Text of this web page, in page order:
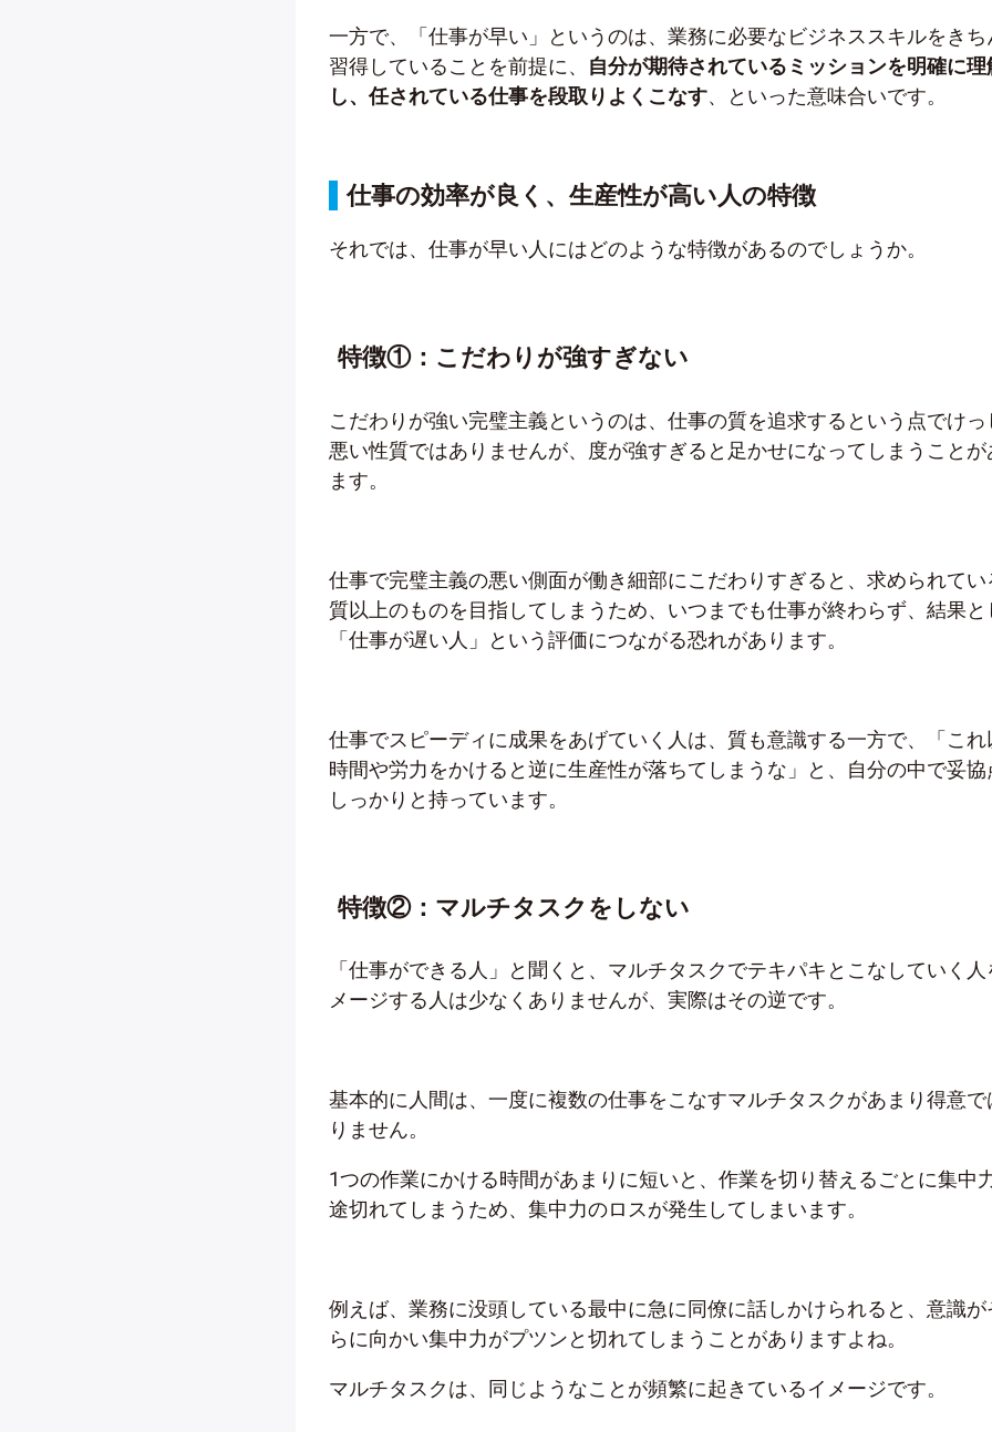
一方で、「仕事が早い」というのは、業務に必要なビジネススキルをきち
習得していることを前提に、 自分が期待されているミッションを明確に理
し、任されている仕事を段取りよくこなす、といった意味合いです。
仕事の効率が良く、生産性が高い人の特徴
それでは、仕事が早い人にはどのような特徴があるのでしょうか。
特徴①：こだわりが強すぎない
こだわりが強い完璧主義というのは、仕事の質を追求するという点でけっ
悪い性質ではありませんが、度が強すぎると足かせになってしまうことが
ます。
仕事で完璧主義の悪い側面が働き細部にこだわりすぎると、求められてい
質以上のものを目指してしまうため、いつまでも仕事が終わらず、結果と
「仕事が遅い人」という評価につながる恐れがあります。
仕事でスピーディに成果をあげていく人は、質も意識する一方で、「これ
時間や労力をかけると逆に生産性が落ちてしまうな」と、自分の中で妥協
しっかりと持っています。
特徴②：マルチタスクをしない
「仕事ができる人」と聞くと、マルチタスクでテキパキとこなしていく人
メージする人は少なくありませんが、実際はその逆です。
基本的に人間は、一度に複数の仕事をこなすマルチタスクがあまり得意で
りません。
1つの作業にかける時間があまりに短いと、作業を切り替えるごとに集中
途切れてしまうため、集中力のロスが発生してしまいます。
例えば、業務に没頭している最中に急に同僚に話しかけられると、意識が
らに向かい集中力がプツンと切れてしまうことがありますよね。
マルチタスクは、同じようなことが頻繁に起きているイメージです。